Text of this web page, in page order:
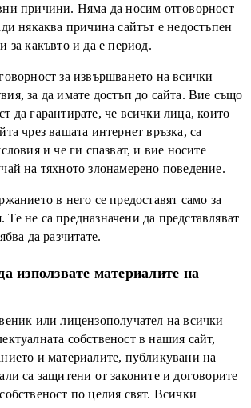
причини. Няма да носим отговорност
някаква причина сайтът е недостъпен
за какъвто и да е период.
за извършването на всички
за да имате достъп до сайта. Вие също
да гарантирате, че всички лица, които
чрез вашата интернет връзка, са
и че ги спазват, и вие носите
на тяхното злонамерено поведение.
в него се предоставят само за
не са предназначени да представляват
да разчитате.
използвате материалите на
или лицензополучател на всички
собственост в нашия сайт,
и материалите, публикувани на
са защитени от законите и договорите
по целия свят. Всички